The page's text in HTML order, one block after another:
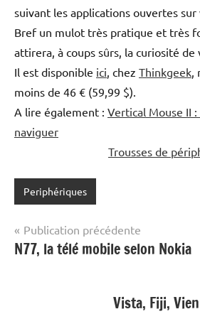
suivant les applications ouvertes sur
Bref un mulot très pratique et très
attirera, à coups sûrs, la curiosité de
Il est disponible ici , chez Thinkgeek
moins de 46 € (59,99 $).
A lire également : Vertical Mouse II
naviguer
Trousses de
Periphériques
Navigation
de
Publication précédente
N77, la télé mobile selon Nokia
Vista, Fiji,